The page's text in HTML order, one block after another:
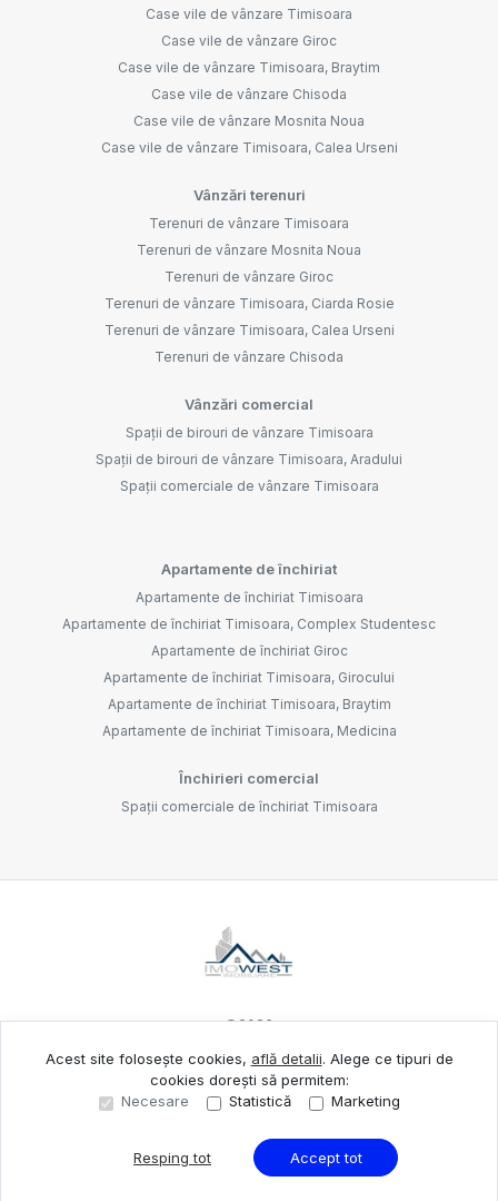
Case vile de vânzare Timisoara
Case vile de vânzare Giroc
Case vile de vânzare Timisoara, Braytim
Case vile de vânzare Chisoda
Case vile de vânzare Mosnita Noua
Case vile de vânzare Timisoara, Calea Urseni
Vânzări terenuri
Terenuri de vânzare Timisoara
Terenuri de vânzare Mosnita Noua
Terenuri de vânzare Giroc
Terenuri de vânzare Timisoara, Ciarda Rosie
Terenuri de vânzare Timisoara, Calea Urseni
Terenuri de vânzare Chisoda
Vânzări comercial
Spații de birouri de vânzare Timisoara
Spații de birouri de vânzare Timisoara, Aradului
Spații comerciale de vânzare Timisoara
Apartamente de închiriat
Apartamente de închiriat Timisoara
Apartamente de închiriat Timisoara, Complex Studentesc
Apartamente de închiriat Giroc
Apartamente de închiriat Timisoara, Girocului
Apartamente de închiriat Timisoara, Braytim
Apartamente de închiriat Timisoara, Medicina
Închirieri comercial
Spații comerciale de închiriat Timisoara
©2026
Site creat în
Acest site folosește cookies, află detalii. Alege ce tipuri de
cookies dorești să permitem:
Necesare
Statistică Marketing
Resping tot Accept tot